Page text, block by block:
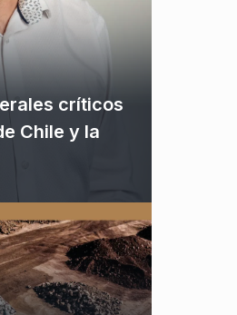
críticos
Chile y la